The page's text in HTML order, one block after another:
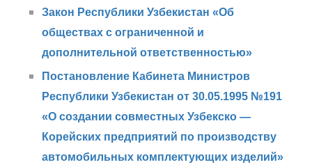
Закон Республики Узбекистан «Об
обществах с ограниченной и
дополнительной ответственностью»
Постановление Кабинета Министров
Республики Узбекистан от 30.05.1995 №191
«О создании совместных Узбекско —
Корейских предприятий по производству
автомобильных комплектующих изделий»